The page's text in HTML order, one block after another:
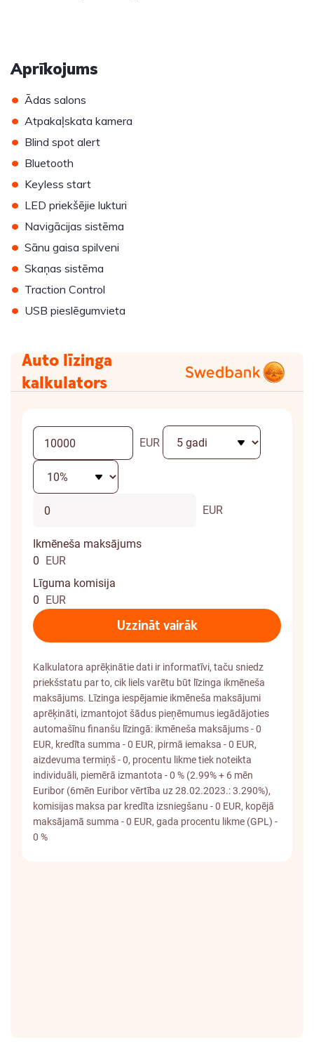
Aprīkojums
• Ādas salons
• Atpakaļskata kamera
• Blind spot alert
• Bluetooth
• Keyless start
• LED priekšējie lukturi
• Navigācijas sistēma
• Sānu gaisa spilveni
• Skaņas sistēma
• Traction Control
• USB pieslēgumvieta